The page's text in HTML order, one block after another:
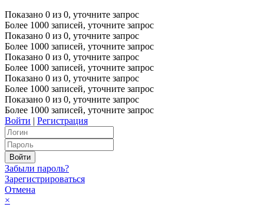
Показано 0 из 0, уточните запрос
Более 1000 записей, уточните запрос
Показано 0 из 0, уточните запрос
Более 1000 записей, уточните запрос
Показано 0 из 0, уточните запрос
Более 1000 записей, уточните запрос
Показано 0 из 0, уточните запрос
Более 1000 записей, уточните запрос
Показано 0 из 0, уточните запрос
Более 1000 записей, уточните запрос
Войти | Регистрация
Забыли пароль?
Зарегистрироваться
Отмена
×